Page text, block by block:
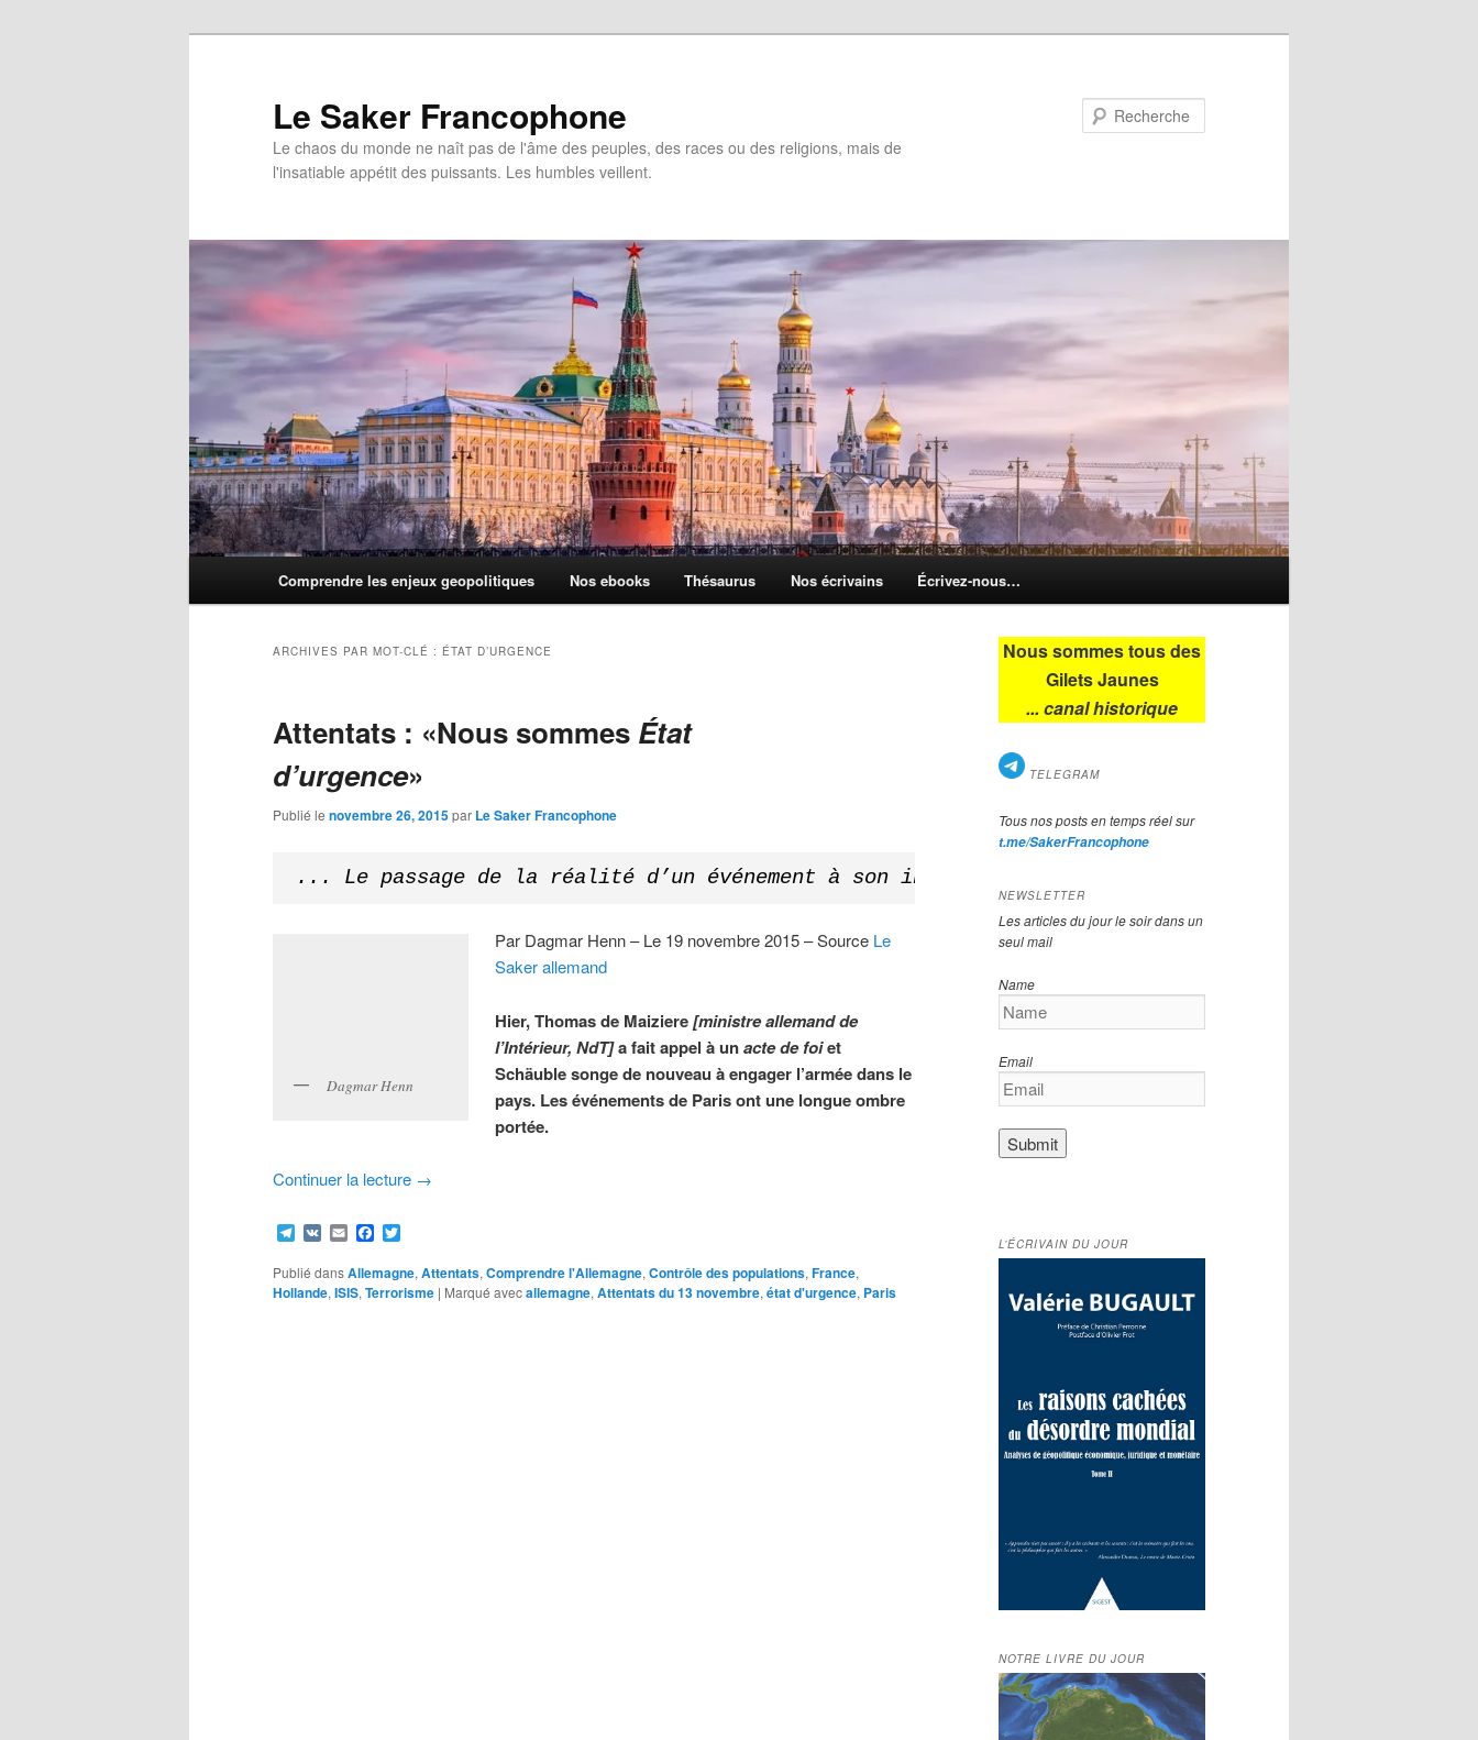
Le Saker Francophone
Le chaos du monde ne naît pas de l'âme des peuples, des races ou des religions, mais de
l'insatiable appétit des puissants. Les humbles veillent.
Comprendre les enjeux geopolitiques Nos ebooks Thésaurus Nos écrivains Écrivez-nous…
ARCHIVES PAR MOT-CLÉ : ÉTAT D’URGENCE
Attentats : «Nous sommes État
d’urgence»
Publié le novembre 26, 2015par Le Saker Francophone
... Le passage de la réalité d’un événement à son interprétation est si rapide qu’il n’est plus
Dagmar Henn
Par Dagmar Henn – Le 19 novembre 2015 – Source Le
Saker allemand
Hier, Thomas de Maiziere[ministre allemand de
l’Intérieur, NdT]a fait appel à unacte de foiet
Schäuble songe de nouveau à engager l’armée dans le
pays. Les événements de Paris ont une longue ombre
portée.
Continuer la lecture →
Telegram
VK EmailFacebook
Publié dansAllemagne, Attentats, Comprendre l'Allemagne, Contrôle des populations, France,
Hollande, ISIS, Terrorisme | Marqué avecallemagne, Attentats du 13 novembre, état d'urgence, Paris
Nous sommes tous des
Gilets Jaunes
... canal historique
TELEGRAM
Tous nos posts en temps réel sur
t.me/SakerFrancophone
NEWSLETTER
Les articles du jour le soir dans un
seul mail
Name
Email
L’ÉCRIVAIN DU JOUR
NOTRE LIVRE DU JOUR